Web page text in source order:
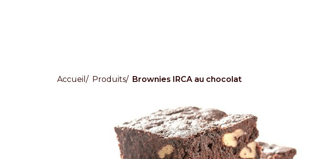
International
Other Sites
Dobla
Accueil Produits Brownies IRCA au chocolat